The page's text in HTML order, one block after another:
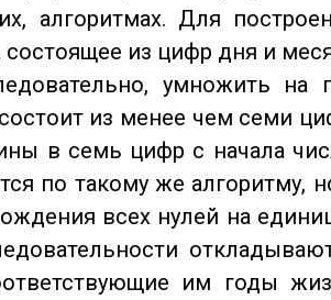
алгоритмах. Для
из цифр дня и
умножить на
из менее чем семи
в семь цифр с начала
по такому же алгоритму,
всех нулей на
им годы